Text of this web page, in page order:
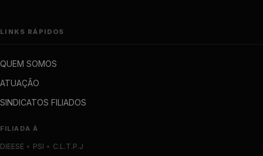
LINKS RÁPIDOS
QUEM SOMOS
ATUAÇÃO
SINDICATOS FILIADOS
FILIADA À
DIEESE • PSI • C.L.T.P.J